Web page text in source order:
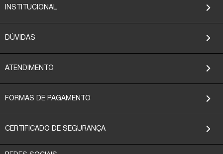
INSTITUCIONAL
DÚVIDAS
ATENDIMENTO
FORMAS DE PAGAMENTO
CERTIFICADO DE SEGURANÇA